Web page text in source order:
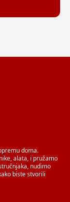
doma.
alata, i pružamo
nudimo
biste stvorili